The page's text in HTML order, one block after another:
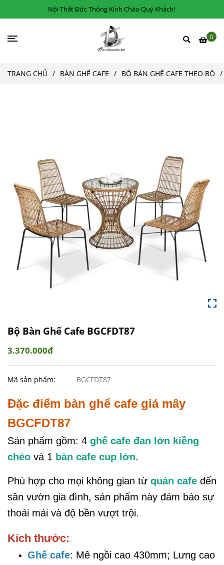
Nội Thất Đức Thông Kính Chào Quý Khách!
0
TRANG CHỦ / BÀN GHẾ CAFE / BỘ BÀN GHẾ CAFE THEO BỘ /
Bộ Bàn Ghế Cafe BGCFDT87
3.370.000đ
Mã sản phẩm: BGCFDT87
Đặc điểm bàn ghế cafe giả mây
BGCFDT87
Sản phẩm gồm: 4 ghế cafe đan lớn kiềng
chéo và 1 bàn cafe cup lớn.
Phù hợp cho mọi không gian từ quán cafe đến
sân vườn gia đình, sản phẩm này đảm bảo sự
thoải mái và độ bền vượt trội.
Kích thước:
Ghế cafe: Mê ngồi cao 430mm; Lưng cao